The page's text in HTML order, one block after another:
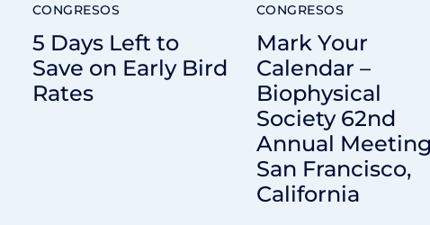
CONGRESOS
5 Days Left to
Save on Early Bird
Rates
CONGRESOS
Mark Your
Calendar –
Biophysical
Society 62nd
Annual
San Francisco,
California